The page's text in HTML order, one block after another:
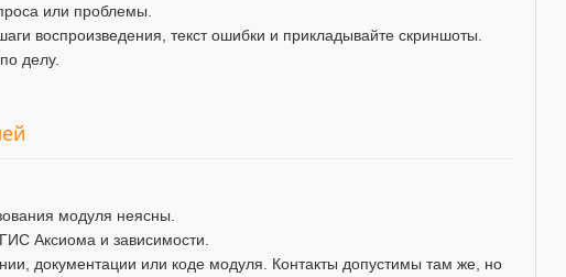
или проблемы.
воспроизведения, текст ошибки и прикладывайте скриншоты.
делу.
модуля неясны.
Аксиома и зависимости.
документации или коде модуля. Контакты допустимы там же, но